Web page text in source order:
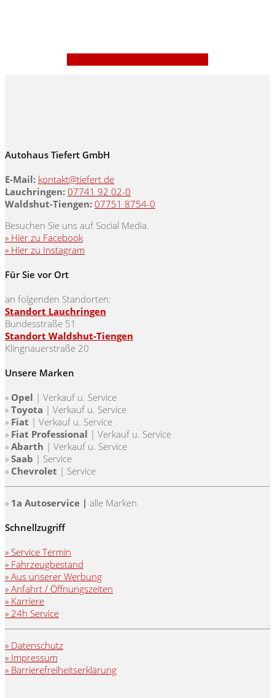
Autohaus Tiefert GmbH
E-Mail: kontakt@tiefert.de
Lauchringen: 07741 92 02-0
Waldshut-Tiengen: 07751 8754-0
Besuchen Sie uns auf Social Media.
» Hier zu Facebook
» Hier zu Instagram
Für Sie vor Ort
an folgenden Standorten:
Standort Lauchringen
Bundesstraße 51
Standort Waldshut-Tiengen
Klingnauerstraße 20
Unsere Marken
» Opel | Verkauf u. Service
» Toyota | Verkauf u. Service
» Fiat | Verkauf u. Service
» Fiat Professional | Verkauf u. Service
» Abarth | Verkauf u. Service
» Saab | Service
» Chevrolet | Service
» 1a Autoservice | alle Marken
Schnellzugriff
» Service Termin
» Fahrzeugbestand
» Aus unserer Werbung
» Anfahrt / Öffnungszeiten
» Karriere
» 24h Service
» Datenschutz
» Impressum
» Barrierefreiheitserklärung